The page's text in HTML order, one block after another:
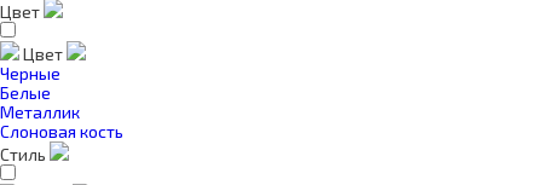
Цвет
Цвет
Черные
Белые
Металлик
Слоновая кость
Стиль